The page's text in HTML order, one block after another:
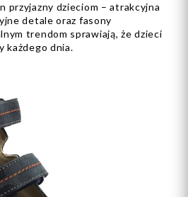
przyjazny dzieciom – atrakcyjna
detale oraz fasony
trendom sprawiają, że dzieci
każdego dnia.